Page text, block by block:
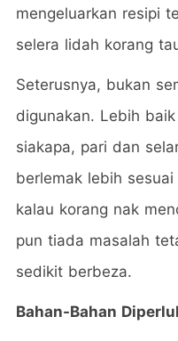
mengeluarkan resipi
selera lidah korang
Seterusnya, bukan
digunakan. Lebih
siakapa, pari dan
berlemak lebih
kalau korang nak
pun tiada masalah
sedikit berbeza.
Bahan-Bahan